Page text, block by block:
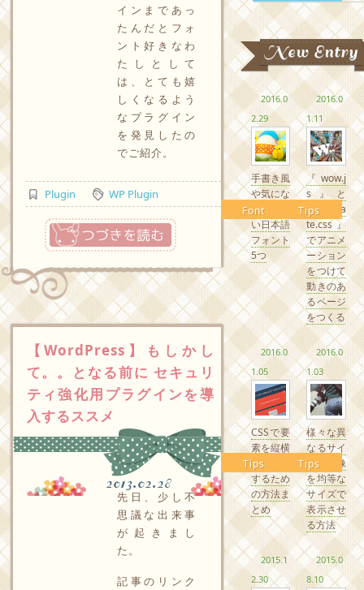
インまであっ
たんだとフォ
ント好きなわ
たしとして
は、とても嬉
しくなるよう
なプラグイン
を発見したの
でご紹介。
Plugin WP Plugin
つづきを読む
【WordPress】もしかし
て。。となる前に セキュリ
ティ強化用プラグインを導
入するススメ
2013.02.28
先日、少し不
思議な出来事
が起きまし
た。
記事のリンク
New Entry
2016.0
2.29
Font
手書き風
や気にな
るかわい
い日本語
フォント
5つ
2016.0
1.11
Tips
『wow.j
s』と
『Anima
te.css』
でアニメ
ーション
をつけて
動きのあ
るページ
をつくる
2016.0
1.05
Tips
CSSで要
素を縦横
中央配置
するため
の方法ま
とめ
2016.0
1.03
Tips
様々な異
なるサイ
ズの画像
を均等な
サイズで
表示させ
る方法
2015.1
2.30
2015.0
8.10